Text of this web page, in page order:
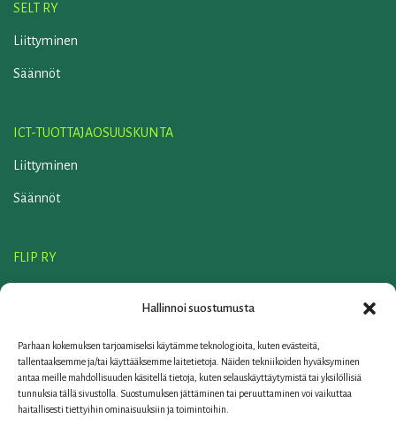
Hallinnoi suostumusta
Parhaan kokemuksen tarjoamiseksi käytämme teknologioita, kuten evästeitä,
tallentaaksemme ja/tai käyttääksemme laitetietoja. Näiden tekniikoiden hyväksyminen
antaa meille mahdollisuuden käsitellä tietoja, kuten selauskäyttäytymistä tai yksilöllisiä
tunnuksia tällä sivustolla. Suostumuksen jättäminen tai peruuttaminen voi vaikuttaa
haitallisesti tiettyihin ominaisuuksiin ja toimintoihin.
SELT RY
Liittyminen
Säännöt
ICT-TUOTTAJAOSUUSKUNTA
Liittyminen
Säännöt
FLIP RY
ELKER OY
Yhteystiedot